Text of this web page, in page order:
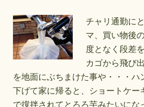
チャリ通勤に
マ、買い物後
度となく段差
カゴから飛び
を地面にぶちまけた事や・・・ハ
下げて家に帰ると、ショートケー
で撹拌されてとろろ芋みたいにな